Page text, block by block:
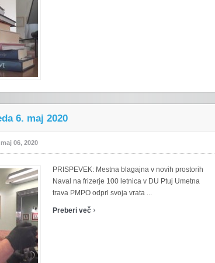
6. maj 2020
maj 06, 2020
PRISPEVEK: Mestna blagajna v novih prostorih
Naval na frizerje 100 letnica v DU Ptuj Umetna
trava PMPO odprl svoja vrata ...
Preberi več ›